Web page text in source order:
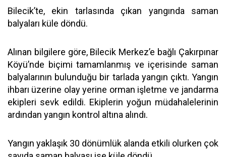
Bilecik’te, ekin tarlasında çıkan yangında saman
balyaları küle döndü.
Alınan bilgilere göre, Bilecik Merkez’e bağlı Çakırpınar
Köyü’nde biçimi tamamlanmış ve içerisinde saman
balyalarının bulunduğu bir tarlada yangın çıktı. Yangın
ihbarı üzerine olay yerine orman işletme ve jandarma
ekipleri sevk edildi. Ekiplerin yoğun müdahalelerinin
ardından yangın kontrol altına alındı.
Yangın yaklaşık 30 dönümlük alanda etkili olurken çok